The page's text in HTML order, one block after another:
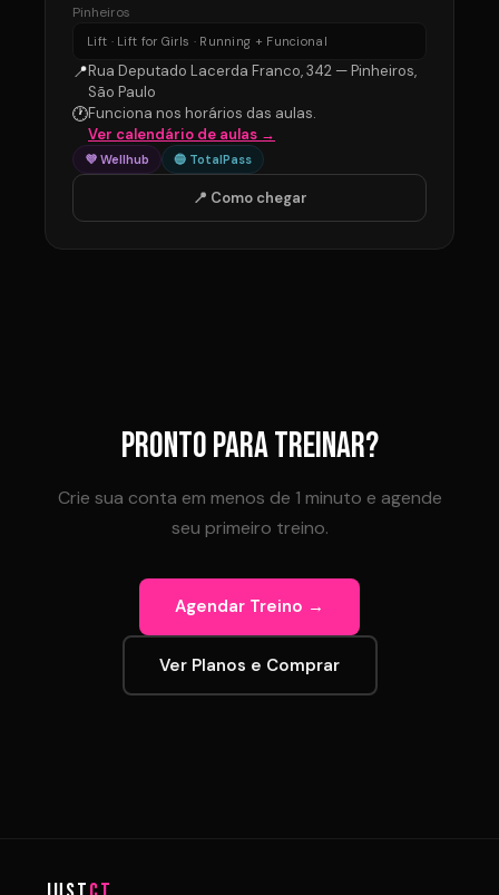
Pinheiros
Lift · Lift for Girls · Running + Funcional
📍Rua Deputado Lacerda Franco, 342 — Pinheiros,
São Paulo
🕐Funciona nos horários das aulas.
Ver calendário de aulas →
💜 Wellhub 🔵 TotalPass
📍 Como chegar
PRONTO PARA TREINAR?
Crie sua conta em menos de 1 minuto e agende
seu primeiro treino.
Agendar Treino →
Ver Planos e Comprar